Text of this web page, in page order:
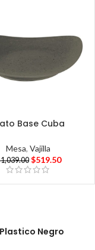
Base Cuba
Mesa,Vajilla
1,039.00 $519.50
Negro